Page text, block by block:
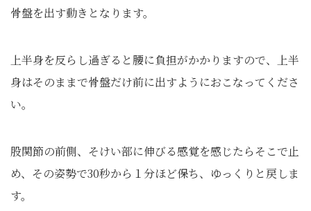
骨盤を出す動きとなります。
上半身を反らし過ぎると腰に負担がかかりますので、上半
身はそのままで骨盤だけ前に出すようにおこなってくださ
い。
股関節の前側、そけい部に伸びる感覚を感じたらそこで止
め、その姿勢で30秒から１分ほど保ち、ゆっくりと戻しま
す。